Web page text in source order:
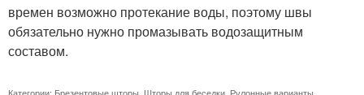
времен возможно протекание воды, поэтому швы
обязательно нужно промазывать водозащитным
составом.
Категории: Брезентовые шторы Шторы для беседки Рулонные варианты